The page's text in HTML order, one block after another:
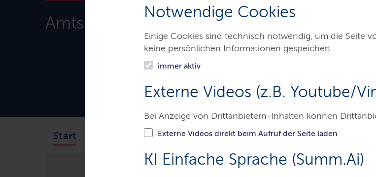
Notwendige Cookies
Einige Cookies sind technisch notwendig, um die Seite
keine persönlichen Informationen gespeichert.
immer aktiv
Externe Videos (z.B. Youtube/
Bei Anzeige von Drittanbietern-Inhalten können
Externe Videos direkt beim Aufruf der Seite laden
KI Einfache Sprache (Summ.Ai)
Amtsgericht Bad Segeberg
Start Das Gericht Aufgaben Besucher & Service